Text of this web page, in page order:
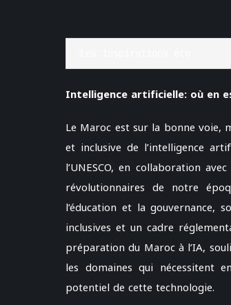
Intelligence artificielle: où en
Le Maroc est sur la bonne voie,
et inclusive de l’intelligence
l’UNESCO, en collaboration
révolutionnaires de notre
l’éducation et la gouvernance,
inclusives et un cadre
préparation du Maroc à l’IA,
les domaines qui nécessitent
potentiel de cette technologie.